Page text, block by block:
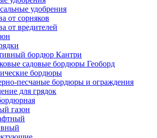
удобрения
от сорняков
от вредителей
бордюр Кантри
садовые бордюры Геоборд
бордюры
песчаные бордюры и ограждения
для грядок
газон